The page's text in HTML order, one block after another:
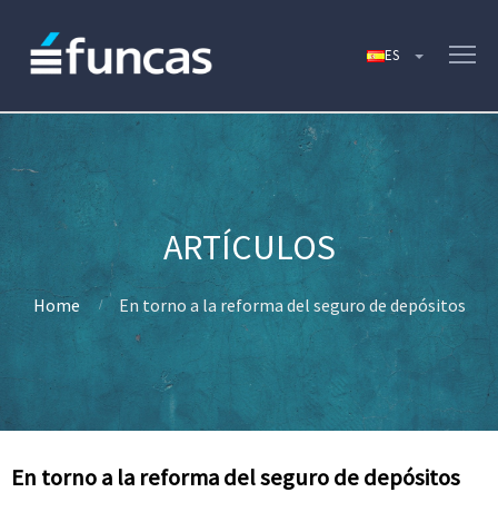
Home En torno a la reforma del seguro de depósitos
En torno a la reforma del seguro de depósitos